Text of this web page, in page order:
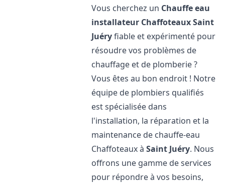
Vous cherchez un Chauffe eau
installateur ChaffoteauxSaint
Juéryfiable et expérimenté pour
résoudre vos problèmes de
chauffage et de plomberie ?
Vous êtes au bon endroit ! Notre
équipe de plombiers qualifiés
est spécialisée dans
l'installation, la réparation et la
maintenance de chauffe-eau
Chaffoteaux àSaint Juéry. Nous
offrons une gamme de services
pour répondre à vos besoins,